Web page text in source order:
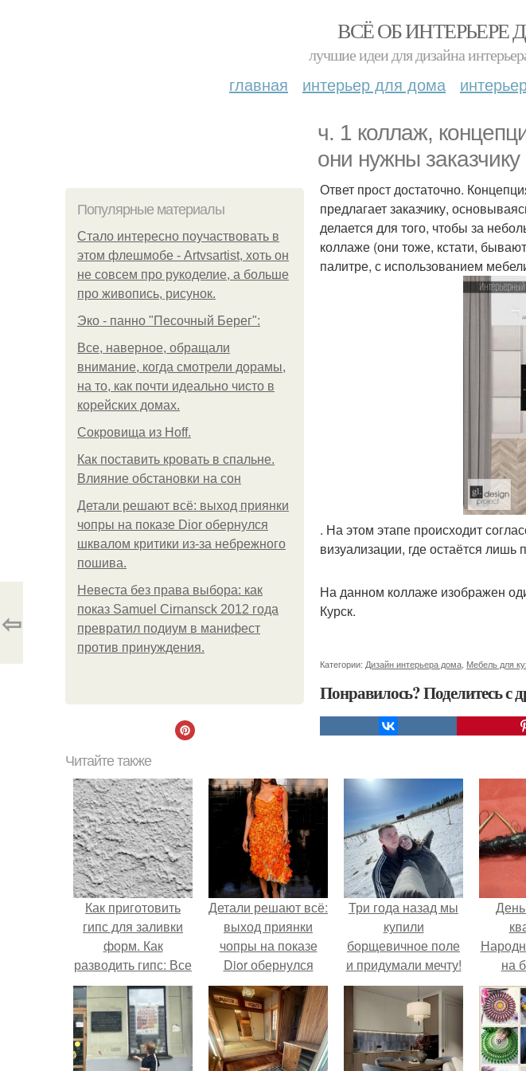
ВСЁ ОБ ИНТЕРЬЕРЕ
лучшие идеи для дизайна
главная интерьер для дома
ч. 1 коллаж,
они нужны
Популярные материалы
Стало интересно поучаствовать в
этом флешмобе - Artvsartist, хоть он
не совсем про рукоделие, а больше
про живопись, рисунок.
Эко - панно "Песочный Берег":
Все, наверное, обращали
внимание, когда смотрели дорамы,
на то, как почти идеально чисто в
корейских домах.
Сокровища из Hoff.
Как поставить кровать в спальне.
Влияние обстановки на сон
Детали решают всё: выход приянки
чопры на показе Dior обернулся
шквалом критики из-за небрежного
пошива.
Невеста без права выбора: как
показ Samuel Cirnansck 2012 года
превратил подиум в манифест
против принуждения.
Ответ прост достаточно.
предлагает заказчику,
делается для того, чтобы за
коллаже (они тоже, кстати,
палитре, с использованием
. На этом этапе происходит
визуализации, где остаётся
На данном коллаже изображен
Курск.
Категории: Дизайн интерьера дома Мебель для
Понравилось? Поделитесь с
⇦
Читайте также
Как приготовить
гипс для заливки
форм. Как
разводить гипс: Все
о приготовлении
идеального
раствора
Детали решают всё:
выход приянки
чопры на показе
Dior обернулся
шквалом критики
из-за небрежного
пошива.
Три года назад мы
купили
борщевичное поле
и придумали мечту!
на